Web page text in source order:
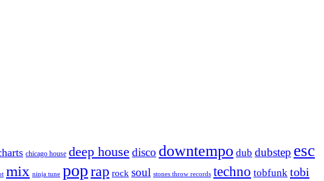
chicago house deep house disco downtempo dub dubstep esc
mix ninja tune poprap rock soul stones throw records techno tobfunk tobi